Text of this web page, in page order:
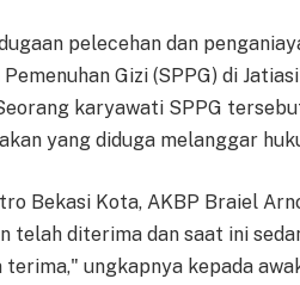
pelecehan dan
Gizi (SPPG) di
karyawati SPPG
yang diduga melanggar
Bekasi Kota, AKBP Braiel
telah diterima dan saat ini
ungkapnya kepada